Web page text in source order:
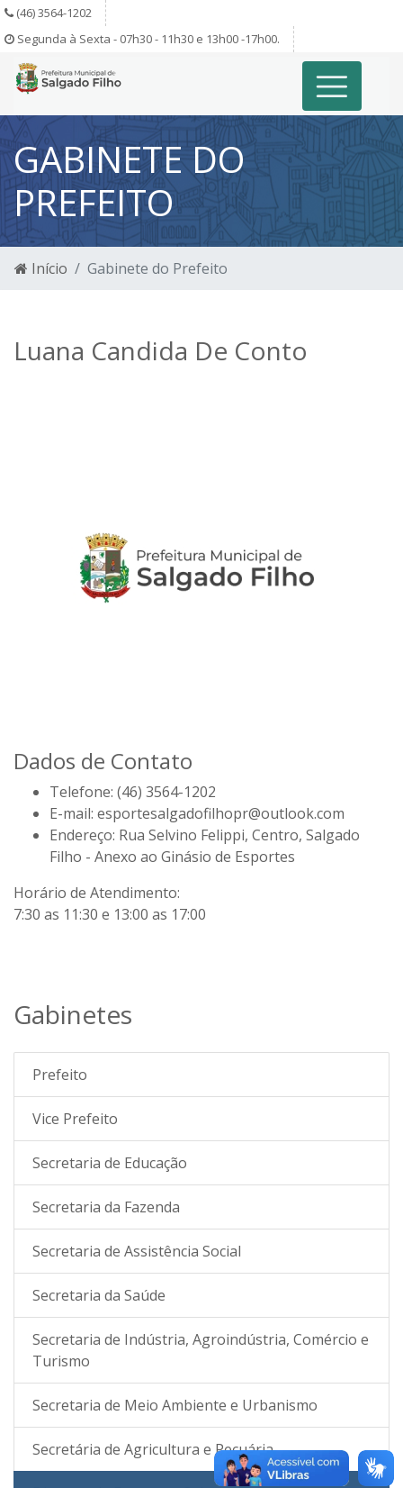
(46) 3564-1202
Segunda à Sexta - 07h30 - 11h30 e 13h00 -17h00.
GABINETE DO
PREFEITO
Início Gabinete do Prefeito
Luana Candida De Conto
Dados de Contato
Telefone: (46) 3564-1202
E-mail: esportesalgadofilhopr@outlook.com
Endereço: Rua Selvino Felippi, Centro, Salgado
Filho - Anexo ao Ginásio de Esportes
Horário de Atendimento:
7:30 as 11:30 e 13:00 as 17:00
Gabinetes
Prefeito
Vice Prefeito
Secretaria de Educação
Secretaria da Fazenda
Secretaria de Assistência Social
Secretaria da Saúde
Secretaria de Indústria, Agroindústria, Comércio e
Turismo
Secretaria de Meio Ambiente e Urbanismo
Secretária de Agricultura e Pecuária